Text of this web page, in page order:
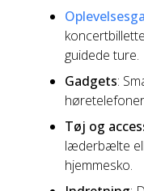
guidede ture.
Gadgets:
Tøj og
læderbælte
hjemmesko.